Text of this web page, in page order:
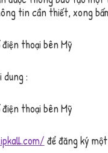
tin cần thiết, xong
dung :
để đăng ký